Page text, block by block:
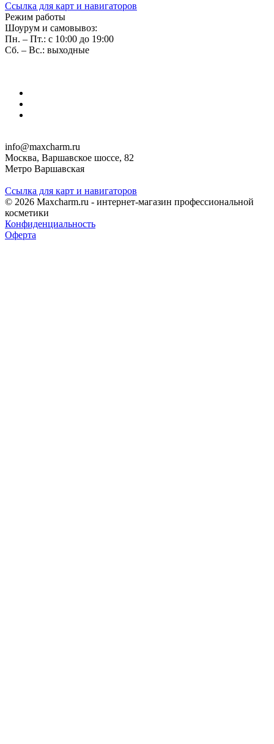
Ссылка для карт и навигаторов
Режим работы
Шоурум и самовывоз:
Пн. – Пт.: с 10:00 до 19:00
Сб. – Вс.: выходные
info@maxcharm.ru
Москва, Варшавское шоссе, 82
Метро Варшавская
Ссылка для карт и навигаторов
© 2026 Maxcharm.ru - интернет-магазин профессиональной
косметики
Конфиденциальность
Оферта